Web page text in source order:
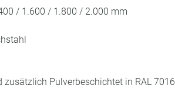
/ 1.600 / 1.800 / 2.000 mm
zusätzlich Pulverbeschichtet in RAL 7016